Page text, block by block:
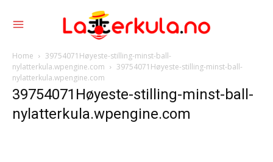
Home
39754071Høyeste-stilling-minst-ball-
nylatterkula.wpengine.com
39754071Høyeste-stilling-minst-ball-
nylatterkula.wpengine.com
39754071Høyeste-stilling-minst-ball-
nylatterkula.wpengine.com